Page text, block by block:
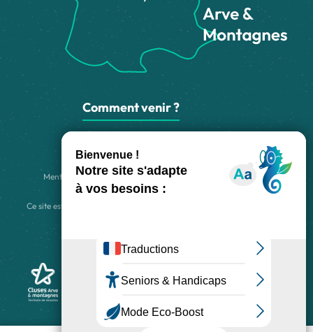
Comment venir ?
Made with
Mentions légales - Politique de confidentialité Plan du site
Accessibilité numérique -
Ce site est protégé par reCAPTCHA. Les